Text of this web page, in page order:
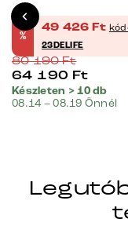
%
49 426 Ft
23DELIFE
80 190Ft
64 190 Ft
Készleten > 10 db
08.14 – 08.19 Önnél